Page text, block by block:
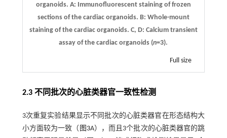
organoids. A: Immunofluorescent staining of frozen
sections of the cardiac organoids. B: Whole-mount
staining of the cardiac organoids. C, D: Calcium transient
assay of the cardiac organoids (n=3).
Full size
2.3 不同批次的心脏类器官一致性检测
3次重复实验结果显示不同批次的心脏类器官在形态结构大
小方面较为一致（ 图3A），而且3个批次的心脏类器官的跳